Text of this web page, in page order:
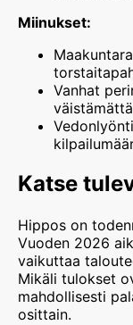
Miinukset:
Vanhat
Katse
Hippos on
Vuoden 2026
vaikuttaa
Mikäli tulokset
mahdollisesti
osittain.